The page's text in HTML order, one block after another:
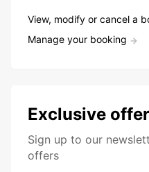
View, modify or cancel a
Manage your booking
Exclusive
Sign up to our
offers